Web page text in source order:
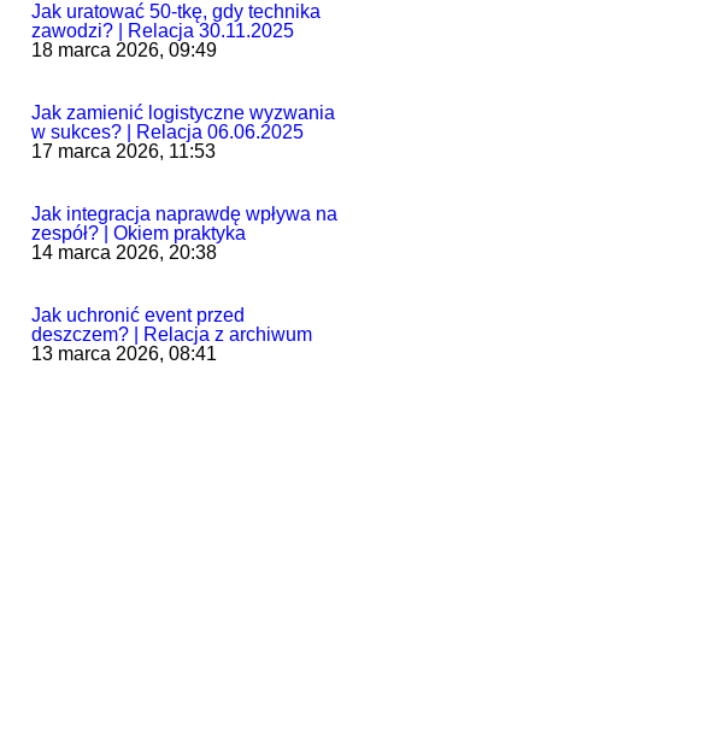
Jak uratować 50-tkę, gdy technika
zawodzi? | Relacja 30.11.2025
18 marca 2026, 09:49
Jak zamienić logistyczne wyzwania
w sukces? | Relacja 06.06.2025
17 marca 2026, 11:53
Jak integracja naprawdę wpływa na
zespół? | Okiem praktyka
14 marca 2026, 20:38
Jak uchronić event przed
deszczem? | Relacja z archiwum
13 marca 2026, 08:41